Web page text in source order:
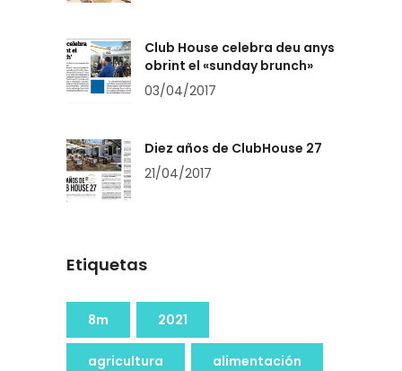
Club House celebra deu anys
obrint el «sunday brunch»
03/04/2017
Diez años de ClubHouse 27
21/04/2017
Etiquetas
8m 2021
agricultura alimentación